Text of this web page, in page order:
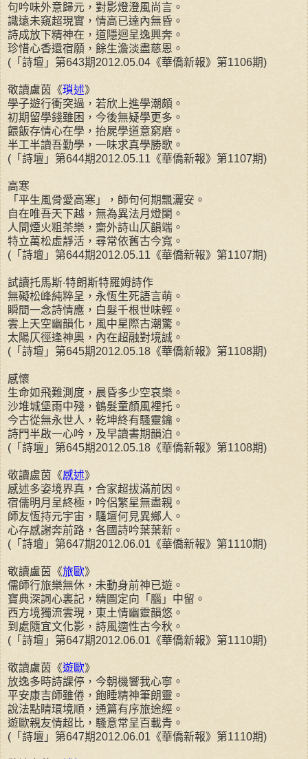
句吟味外意歸元，對影燈澄風尚言。
識遠未窺超現實，情高已達內無昏。
詩成放下精神在，道隱迴呈逸興奔。
珍惜心香還宿願，餘生澹淡盡慈恩。
(「詩壇」第643期2012.05.04《華僑新報》第1106期)
敬讀盧茵《瑣述》
學子遊行衝突過，若欣上進學潮頗。
初期留學錢雖困，今後無疑學更多。
餵飯存情心在學，抬屍學道意窮磨。
半工半讀吾勤學，一味求真學勝歌。
(「詩壇」第644期2012.05.11《華僑新報》第1107期)
高寒
「平生風骨愛高寒」，師句何期飄灑安。
自在唯吾天下越，無為異法月燈闌。
人間煙火粗茶樂，齋外詩山仄韻端。
特立萬松虛靜活，尋常依舊古今寬。
(「詩壇」第644期2012.05.11《華僑新報》第1107期)
試讀托馬斯‧特朗斯特羅姆詩作
無礙松峰純粹呈，永恆生死語言萌。
瞬間一念詩情應，白髮千根世味輕。
雲上天空幽韻化，風中星際古潮驚。
太陽仄徑逢神奧，內在超融對境誠。
(「詩壇」第645期2012.05.18《華僑新報》第1108期)
感懷
生命如飛難測度，晨昏多少空哀樂。
沙堆城堡雨中殘，鶴髮童顏風裡托。
今古從無永世人，乾坤終有騷靈鑰。
詩門半啟一心吟，及早讀書期韻泊。
(「詩壇」第645期2012.05.18《華僑新報》第1108期)
敬讀盧茵《感述》
感述多姿境界真，合家超拔滿前因。
宿儒明月呈終極，吟侶繁星無盡親。
師友恆持元宇宙，騷壇何見異鄉人。
心存感謝奔前路，各國詩吟葉葉新。
(「詩壇」第647期2012.06.01《華僑新報》第1110期)
敬讀盧茵《旅歐》
儒師行旅樂無休，未動身前神已遊。
寶典深詞心裏記，精圖定向「腦」中留。
西方境獨流雲現，東土情幽靈韻悠。
到處隨宜文化影，詩風適性古今秋。
(「詩壇」第647期2012.06.01《華僑新報》第1110期)
敬讀盧茵《遊歐》
放逸多時詩課停，今朝機響我心寧。
平安康吉師雖倦，飽睡精神筆朗靈。
說法點睛環境順，通篇有序旅途經。
遊歐親友情超比，騷意常呈百載青。
(「詩壇」第647期2012.06.01《華僑新報》第1110期)